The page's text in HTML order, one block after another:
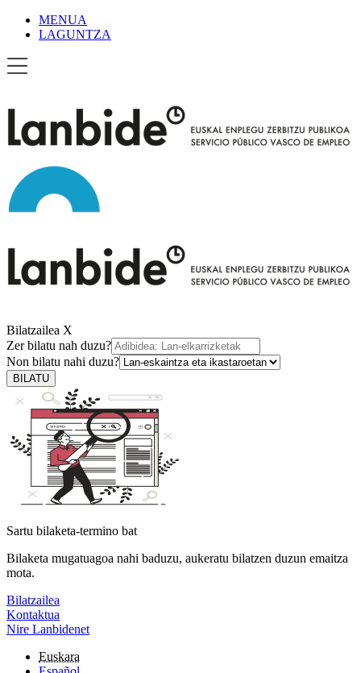
MENUA
LAGUNTZA
Bilatzailea X
Zer bilatu nah duzu?
Non bilatu nahi duzu?
BILATU
Sartu bilaketa-termino bat
Bilaketa mugatuagoa nahi baduzu, aukeratu bilatzen duzun emaitza
mota.
Bilatzailea
Kontaktua
Nire Lanbidenet
Euskara